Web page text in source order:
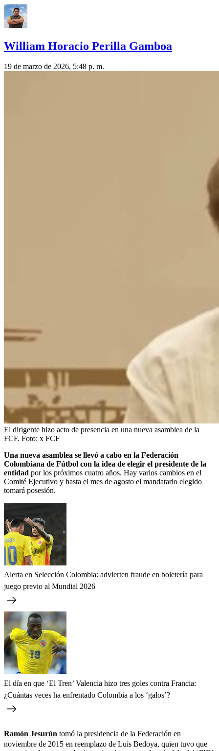
William Horacio Perilla Gamboa
19 de marzo de 2026, 5:48 p. m.
El dirigente hizo acto de presencia en una nueva asamblea de la
FCF. Foto: x FCF
Una nueva asamblea se llevó a cabo en la Federación
Colombiana de Fútbol con la idea de elegir el presidente de la
entidad por los próximos cuatro años. Hay varios cambios en el
Comité Ejecutivo y hasta el mes de agosto el mandatario elegido
tomará posesión.
Alerta en Selección Colombia: advierten fraude en boletería para
juego previo al Mundial 2026
El día en que ‘El Tren’ Valencia hizo tres goles contra Francia:
¿Cuántas veces ha enfrentado Colombia a los ‘galos’?
Ramón Jesurún tomó la presidencia de la Federación en
noviembre de 2015 en reemplazo de Luis Bedoya, quien tuvo que